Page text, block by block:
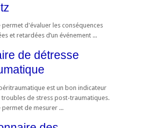
permet d'évaluer les conséquences
et retardées d’un événement ...
de détresse
est un bon indicateur
troubles de stress post-traumatiques.
permet de mesurer ...